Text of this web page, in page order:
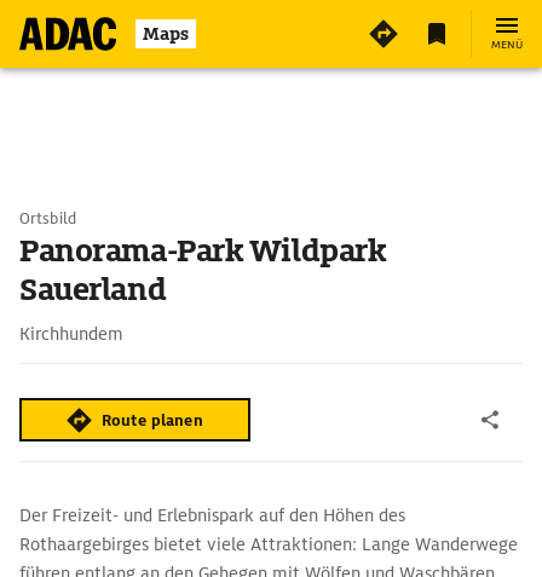
Maps MENÜ
Ortsbild
Panorama-Park Wildpark
Sauerland
Kirchhundem
Route planen
Der Freizeit- und Erlebnispark auf den Höhen des
Rothaargebirges bietet viele Attraktionen: Lange Wanderwege